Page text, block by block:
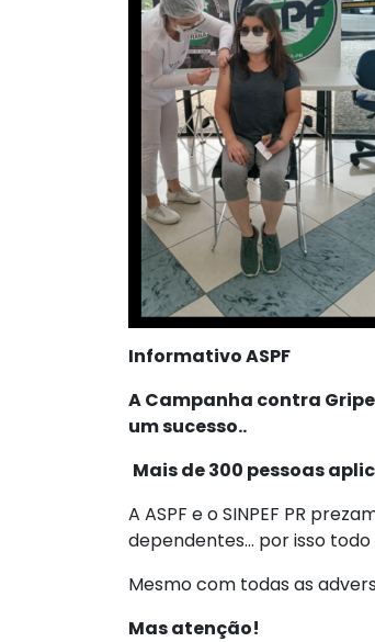
Informativo ASPF
A Campanha contra Gripe
um sucesso..
Mais de 300 pessoas
A ASPF e o SINPEF PR
dependentes… por isso
Mesmo com todas as
Mas atenção!